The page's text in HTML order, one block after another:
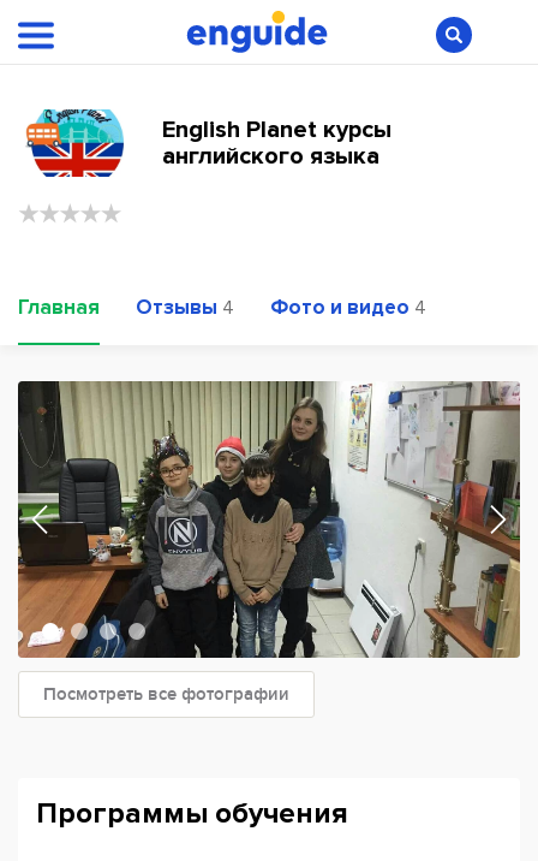
English Planеt курсы
английского языка
Главная Отзывы 4 Фото и видео 4
Посмотреть все фотографии
Программы обучения